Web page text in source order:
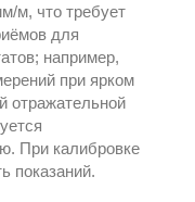
м, что требует
для
например,
при ярком
отражательной
При калибровке
показаний.